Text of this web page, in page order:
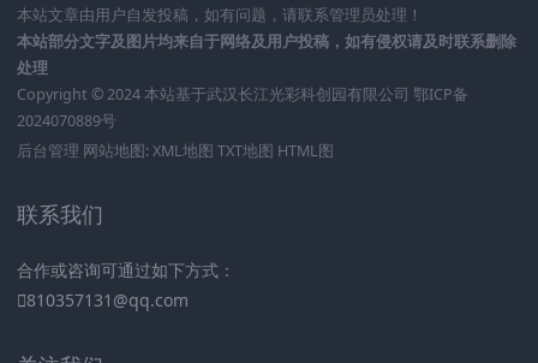
本站文章由用户自发投稿，如有问题，请联系管理员处理！
本站部分文字及图片均来自于网络及用户投稿，如有侵权请及时联系删除
处理
Copyright © 2024 本站基于武汉长江光彩科创园有限公司 鄂ICP备
2024070889号
后台管理 网站地图: XML地图 TXT地图 HTML图
联系我们
合作或咨询可通过如下方式：
810357131@qq.com